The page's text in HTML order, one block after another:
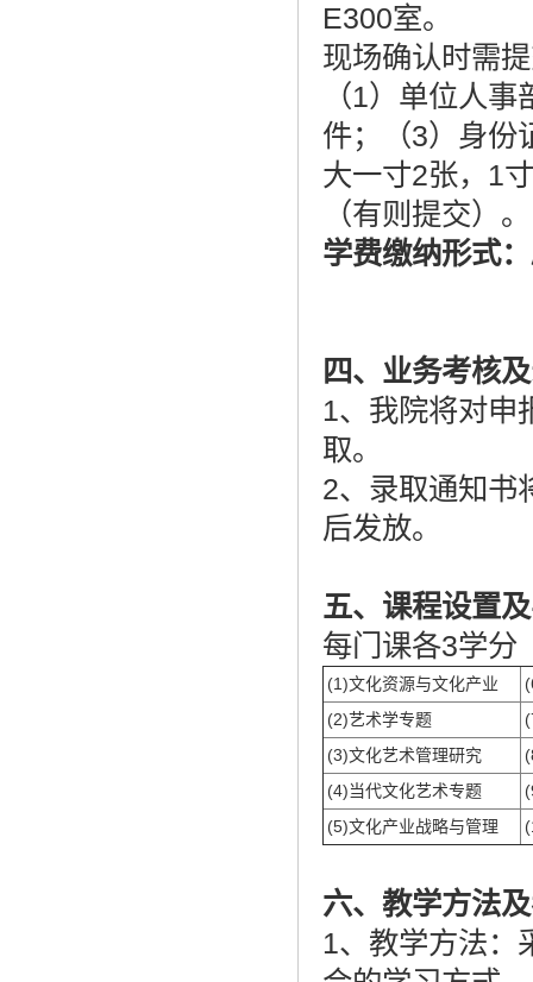
E300室。
现场确认时需
（1）单位人
件；（3）身份
大一寸2张，1
（有则提交） 。
学费缴纳形式
四、业务考核
1、我院将对申
取。
2、录取通知书
后发放。
五、课程设置
每门课各3学分
(1)文化资源与文化产业
(2)艺术学专题
(3)文化艺术管理研究
(4)当代文化艺术专题
(5)文化产业战略与管理
六、教学方法
1、教学方法：